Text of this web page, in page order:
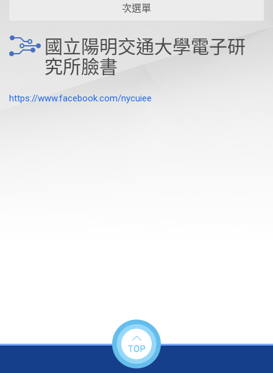
次選單
國立陽明交通大學電子研
究所臉書
https://www.facebook.com/nycuiee